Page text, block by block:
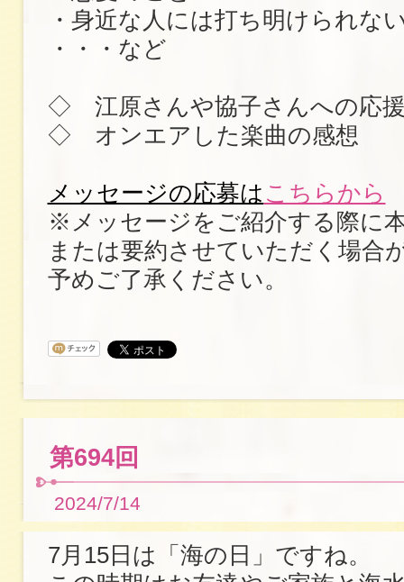
・身近な人には打ち明けられな
・・・など
◇ 江原さんや協子さんへの応
◇ オンエアした楽曲の感想
メッセージの応募は こちらから
※メッセージをご紹介する際に
または要約させていただく場合
予めご了承ください。
第694回
2024/7/14
7月15日は「海の日」ですね。